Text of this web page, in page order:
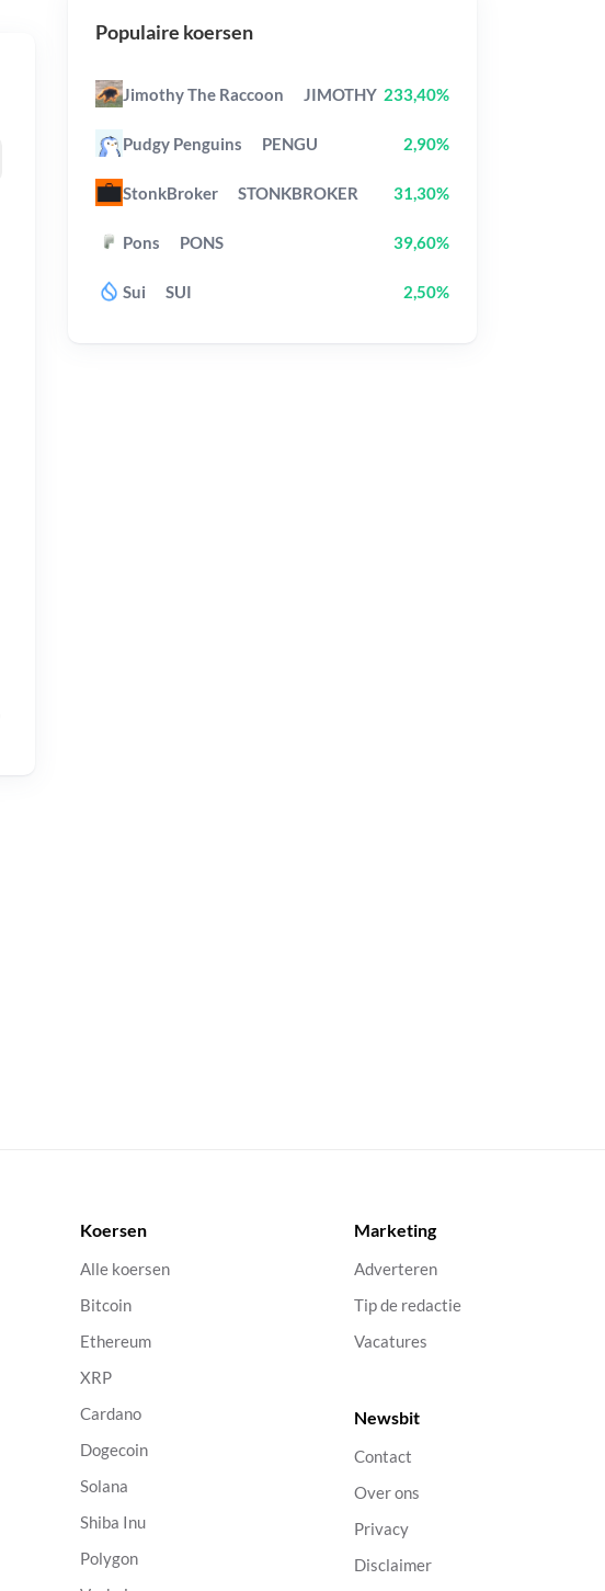
Populaire koersen
Jimothy The Raccoon JIMOTHY 233,40%
Pudgy Penguins PENGU 2,90%
StonkBroker STONKBROKER 31,30%
Pons PONS 39,60%
Sui SUI 2,50%
Koersen
Alle koersen
Bitcoin
Ethereum
XRP
Cardano
Dogecoin
Solana
Shiba Inu
Polygon
Marketing
Adverteren
Tip de redactie
Vacatures
Newsbit
Contact
Over ons
Privacy
Disclaimer